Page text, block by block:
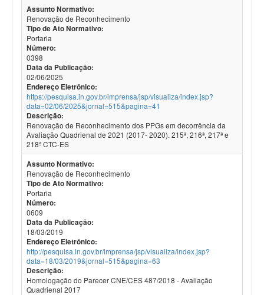
Assunto Normativo:
Renovação de Reconhecimento
Tipo de Ato Normativo:
Portaria
Número:
0398
Data da Publicação:
02/06/2025
Endereço Eletrônico:
https://pesquisa.in.gov.br/imprensa/jsp/visualiza/index.jsp?
data=02/06/2025&jornal=515&pagina=41
Descrição:
Renovação de Reconhecimento dos PPGs em decorrência da
Avaliação Quadrienal de 2021 (2017- 2020). 215ª, 216ª, 217ª e
218ª CTC-ES
Assunto Normativo:
Renovação de Reconhecimento
Tipo de Ato Normativo:
Portaria
Número:
0609
Data da Publicação:
18/03/2019
Endereço Eletrônico:
http://pesquisa.in.gov.br/imprensa/jsp/visualiza/index.jsp?
data=18/03/2019&jornal=515&pagina=63
Descrição:
Homologação do Parecer CNE/CES 487/2018 - Avaliação
Quadrienal 2017